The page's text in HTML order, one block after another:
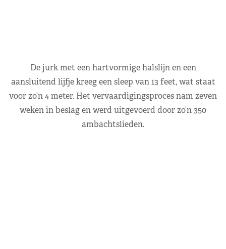
De jurk met een hartvormige halslijn en een
aansluitend lijfje kreeg een sleep van 13 feet, wat staat
voor zo’n 4 meter. Het vervaardigingsproces nam zeven
weken in beslag en werd uitgevoerd door zo’n 350
ambachtslieden.